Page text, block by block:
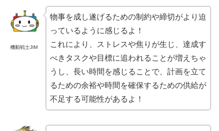
機動戦士JIM
物事を成し遂げるための制約や締切がより迫
っているように感じるよ！
これにより、ストレスや焦りが生じ、達成す
べきタスクや目標に追われることが増えちゃ
うし、長い時間を感じることで、計画を立て
るための余裕や時間を確保するための供給が
不足する可能性があるよ！